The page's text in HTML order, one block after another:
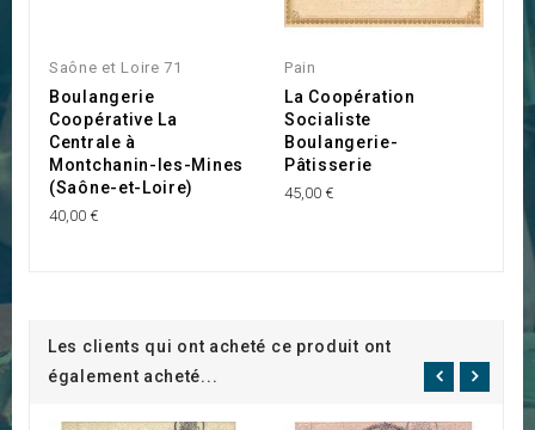
Saône et Loire 71
Boulangerie
Coopérative La
Centrale à
Montchanin-les-Mines
(Saône-et-Loire)
40,00 €
Pain
La Coopération
Socialiste
Boulangerie-
Pâtisserie
45,00 €
Les clients qui ont acheté ce produit ont
également acheté...